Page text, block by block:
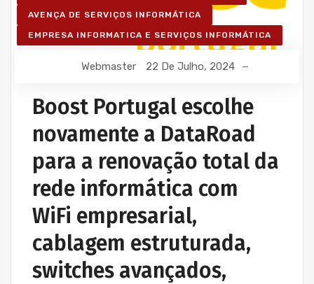
AVENÇA DE SERVIÇOS INFORMÁTICA
EMPRESA INFORMATICA E SERVIÇOS INFORMÁTICA
Webmaster 22 De Julho, 2024
Boost Portugal escolhe
novamente a DataRoad
para a renovação total da
rede informática com
WiFi empresarial,
cablagem estruturada,
switches avançados,